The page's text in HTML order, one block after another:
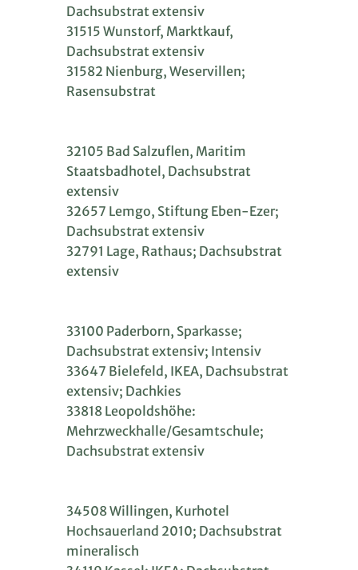
Dachsubstrat extensiv
31515 Wunstorf, Marktkauf,
Dachsubstrat extensiv
31582 Nienburg, Weservillen;
Rasensubstrat
32105 Bad Salzuflen, Maritim
Staatsbadhotel, Dachsubstrat
extensiv
32657 Lemgo, Stiftung Eben-Ezer;
Dachsubstrat extensiv
32791 Lage, Rathaus; Dachsubstrat
extensiv
33100 Paderborn, Sparkasse;
Dachsubstrat extensiv; Intensiv
33647 Bielefeld, IKEA, Dachsubstrat
extensiv; Dachkies
33818 Leopoldshöhe:
Mehrzweckhalle/Gesamtschule;
Dachsubstrat extensiv
34508 Willingen, Kurhotel
Hochsauerland 2010; Dachsubstrat
mineralisch